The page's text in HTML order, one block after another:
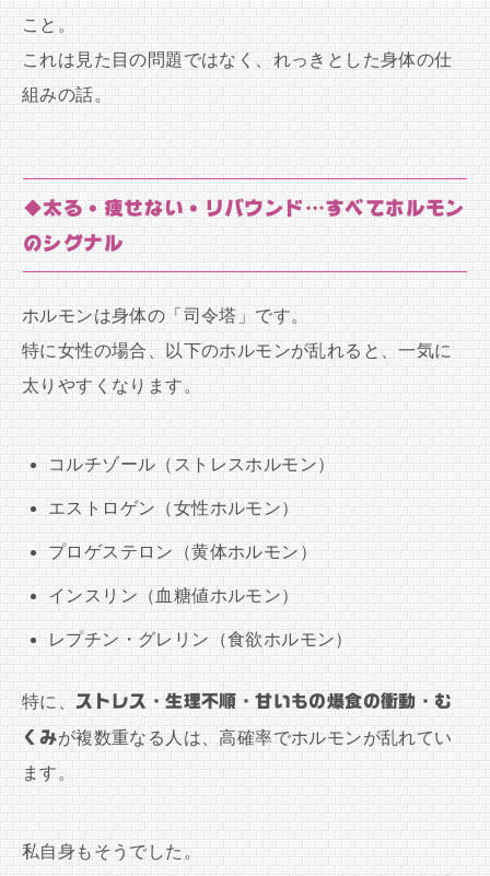
こと。
これは見た目の問題ではなく、れっきとした身体の仕
組みの話。
◆太る・痩せない・リバウンド…すべてホルモン
のシグナル
ホルモンは身体の「司令塔」です。
特に女性の場合、以下のホルモンが乱れると、一気に
太りやすくなります。
コルチゾール（ストレスホルモン）
エストロゲン（女性ホルモン）
プロゲステロン（黄体ホルモン）
インスリン（血糖値ホルモン）
レプチン・グレリン（食欲ホルモン）
特に、ストレス・生理不順・甘いもの爆食の衝動・む
くみが複数重なる人は、高確率でホルモンが乱れてい
ます。
私自身もそうでした。